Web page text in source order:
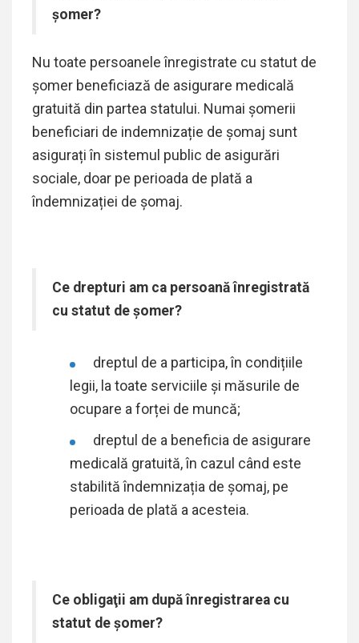
șomer?
Nu toate persoanele înregistrate cu statut de
șomer beneficiază de asigurare medicală
gratuită din partea statului. Numai șomerii
beneficiari de indemnizație de șomaj sunt
asigurați în sistemul public de asigurări
sociale, doar pe perioada de plată a
îndemnizației de șomaj.
Ce drepturi am ca persoană înregistrată
cu statut de șomer?
dreptul de a participa, în condițiile
legii, la toate serviciile și măsurile de
ocupare a forței de muncă;
dreptul de a beneficia de asigurare
medicală gratuită, în cazul când este
stabilită îndemnizația de șomaj, pe
perioada de plată a acesteia.
Ce obligaţii am după înregistrarea cu
statut de şomer?